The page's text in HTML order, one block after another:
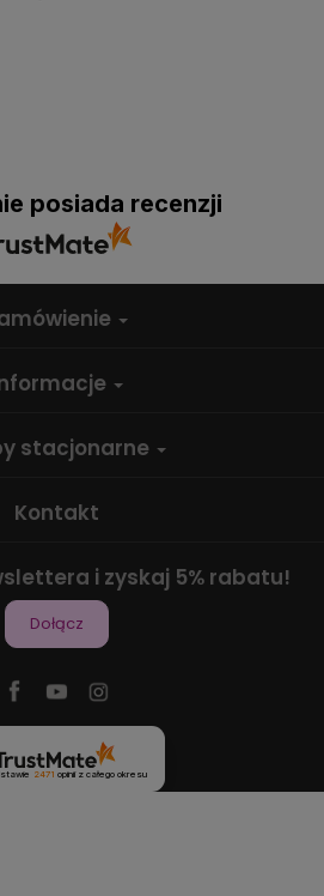
posiada recenzji
stacjonarne
Kontakt
i zyskaj 5% rabatu!
Dołącz
2471 opinii z całego okresu